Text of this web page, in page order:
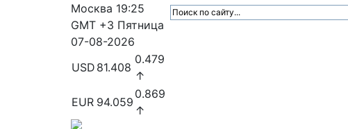
Москва 19:25
GMT +3 Пятница
07-08-2026
USD 81.408
0.479
↑
EUR 94.059
0.869
↑